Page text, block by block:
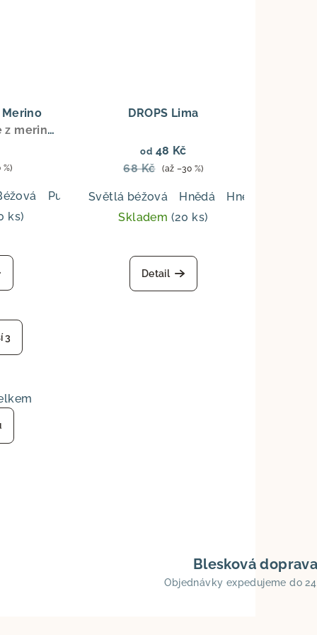
Merino
z merino
tloušťka,
topy a
%)
Pudrová Tmavá modrá Jemná lila
ks)
DROPS Lima
od 48 Kč
68 Kč
(až –30 %)
Světlá béžová Hnědá Hnědošedá
Skladem (20 ks)
hodnocení
produktu
je
Detail
3
Blesková
Objednávky expedujeme do